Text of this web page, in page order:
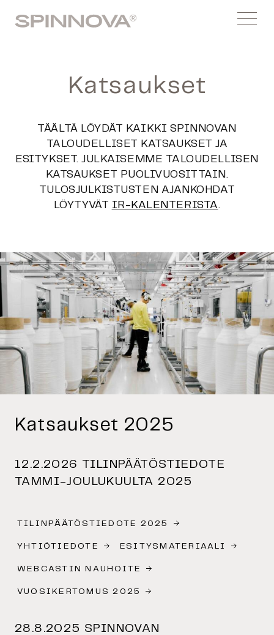
sisältöön
Spinnovagroup
Katsaukset
TÄÄLTÄ LÖYDÄT KAIKKI SPINNOVAN
TALOUDELLISET KATSAUKSET JA
ESITYKSET. JULKAISEMME TALOUDELLISEN
KATSAUKSET PUOLIVUOSITTAIN.
TULOSJULKISTUSTEN AJANKOHDAT
LÖYTYVÄT IR-KALENTERISTA.
Katsaukset 2025
12.2.2026 TILINPÄÄTÖSTIEDOTE
TAMMI-JOULUKUULTA 2025
TILINPÄÄTÖSTIEDOTE 2025
YHTIÖTIEDOTE ESITYSMATERIAALI
WEBCASTIN NAUHOITE
VUOSIKERTOMUS 2025
28.8.2025 SPINNOVAN